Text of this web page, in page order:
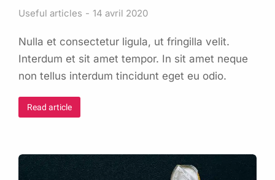
Useful articles 14 avril 2020
Nulla et consectetur ligula, ut fringilla velit.
Interdum et sit amet tempor. In sit amet neque
non tellus interdum tincidunt eget eu odio.
Read article